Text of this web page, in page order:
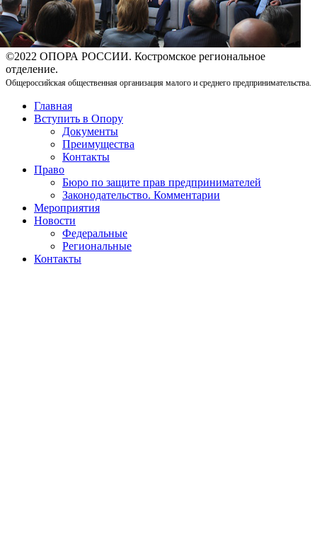
©2022 ОПОРА РОССИИ. Костромское региональное
отделение.
Общероссийская общественная организация малого и среднего предпринимательства.
Главная
Вступить в Опору
Документы
Преимущества
Контакты
Право
Бюро по защите прав предпринимателей
Законодательство. Комментарии
Мероприятия
Новости
Федеральные
Региональные
Контакты